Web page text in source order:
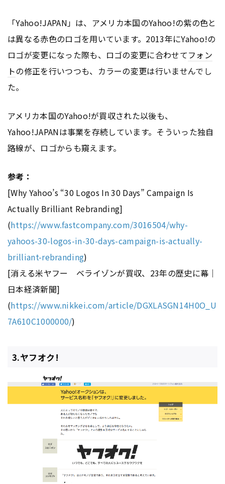
「Yahoo!JAPAN」は、アメリカ本国のYahoo!の紫の色と
は異なる赤色のロゴを用いています。2013年にYahoo!の
ロゴが変更になった際も、ロゴの変更に合わせてフォン
トの修正を行いつつも、カラーの変更は行いませんでし
た。
アメリカ本国のYahoo!が買収された以後も、
Yahoo!JAPANは事業を存続しています。そういった独自
路線が、ロゴからも窺えます。
参考：
[Why Yahoo’s “30 Logos In 30 Days” Campaign Is
Actually Brilliant Rebranding]
(https://www.fastcompany.com/3016504/why-
yahoos-30-logos-in-30-days-campaign-is-actually-
brilliant-rebranding)
[消える米ヤフー ベライゾンが買収、23年の歴史に幕｜
日本経済新聞]
(https://www.nikkei.com/article/DGXLASGN14H0O_U
7A610C1000000/)
3.ヤフオク!